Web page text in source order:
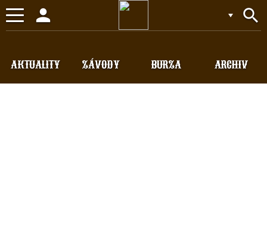
Toggle
navigation
search
person
ZÁVODY
AKTUALITY BURZA ARCHIV